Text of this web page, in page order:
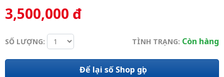
3,500,000 đ
SỐ LƯỢNG: TÌNH TRẠNG: Còn hàng
Để lại số Shop gọi